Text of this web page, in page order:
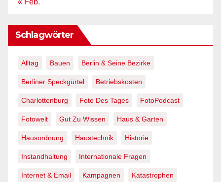
Schlagwörter
Alltag Bauen Berlin & Seine Bezirke
Berliner Speckgürtel Betriebskosten
Charlottenburg Foto Des Tages FotoPodcast
Fotowelt Gut Zu Wissen Haus & Garten
Hausordnung Haustechnik Historie
Instandhaltung Internationale Fragen
Internet & Email Kampagnen Katastrophen